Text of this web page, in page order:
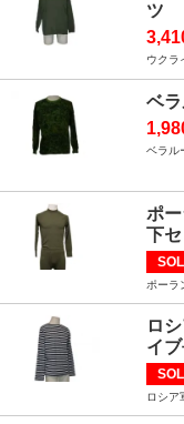
ツ
ウクラ
ベ
ベラル
ポ
下
ポーラ
ロ
イ
ロシア